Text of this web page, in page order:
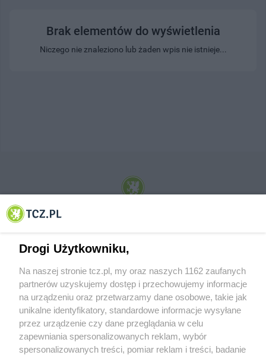
Brak elementów do wyświetlenia
Niczego nie znaleziono lub żaden wpis nie istnieje...
© 2001-2026 Tczew - TCZ.PL Sp. z o.o. Internetowy Serwis Informacyjny Miasta
O FIRMIE POLITYKA PRYWATNOŚCI HOSTING
Drogi Użytkowniku,
Na naszej stronie tcz.pl, my oraz naszych 1162 zaufanych
partnerów uzyskujemy dostęp i przechowujemy informacje
na urządzeniu oraz przetwarzamy dane osobowe, takie jak
unikalne identyfikatory, standardowe informacje wysyłane
przez urządzenie czy dane przeglądania w celu
zapewniania spersonalizowanych reklam, wybór
spersonalizowanych treści, pomiar reklam i treści, badanie